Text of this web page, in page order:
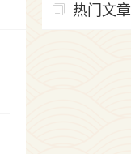
热门文章